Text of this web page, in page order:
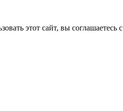
этот сайт, вы соглашаетесь c